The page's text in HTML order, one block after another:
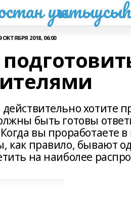
ОКТЯБРЯ 2018, 06:00
действительно хотите
быть готовы
вы проработаете
как правило, бывают
на наиболее